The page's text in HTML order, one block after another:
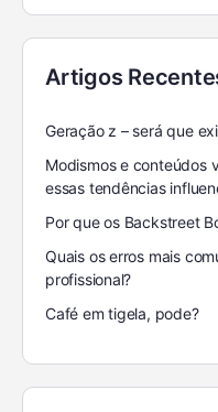
Artigos
Geração z – será que
Modismos e conteúdos
essas tendências
Por que os Backstreet
Quais os erros mais
profissional?
Café em tigela, pode?